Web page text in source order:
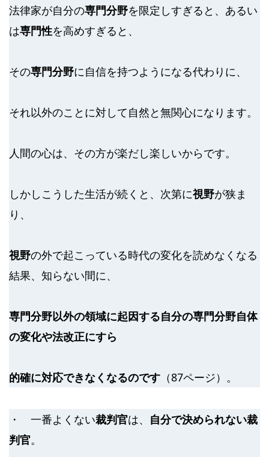
法律家が自分の専門分野を限定しすぎると、あるい
は専門性を高めすぎると、
その専門分野に自信を持つようになる代わりに、
それ以外のことに対して自然と無関心になります。
人間の心は、その方が楽だし楽しいからです。
しかしこうした生活が続くと、次第に視野が狭ま
り、
視野の外で起こっている時代の変化を読めなくなる
結果、知らない間に、
専門分野以外の領域に起因する自分の専門分野自体
の変化や法改正にすら
的確に対応できなくなるのです （87ページ）。
・ 一番よくない裁判官は、 自分で決められない裁
判官。